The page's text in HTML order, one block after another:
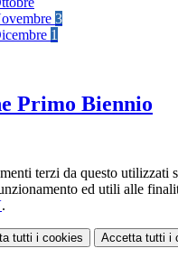
3
1
Primo Biennio
terzi da questo utilizzati
ed utili alle
.
tutti i cookies Accetta tutti i